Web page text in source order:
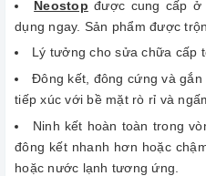
Neostop được cung cấp
dụng ngay. Sản phẩm được
Lý tưởng cho sửa chữa cấp
Đông kết, đông cứng và
tiếp xúc với bề mặt rò rỉ và
Ninh kết hoàn toàn trong
đông kết nhanh hơn hoặc
hoặc nước lạnh tương ứng.